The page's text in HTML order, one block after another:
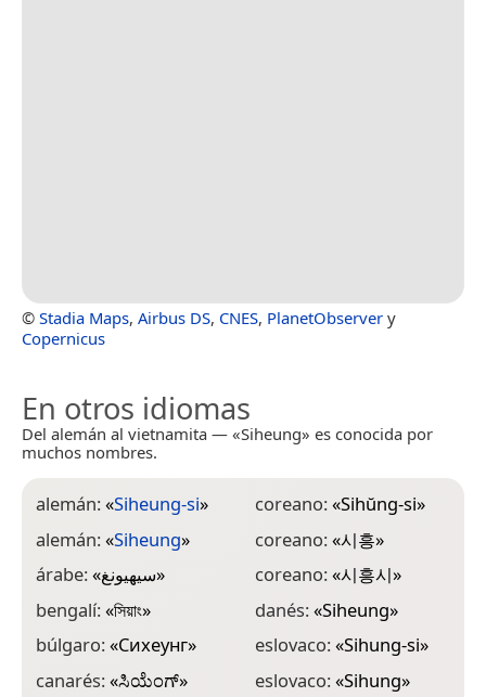
© Stadia Maps, Airbus DS, CNES, PlanetObserver y
Copernicus
En otros idiomas
Del alemán al vietnamita — «Siheung» es conocida por
muchos nombres.
alemán:«Siheung-si»
alemán:«Siheung»
árabe:«سيهيونغ»
bengalí:«সিয়াং»
búlgaro:«Сихеунг»
canarés:«ಸಿಯೆಂಗ್»
coreano:«Sihŭng-si»
coreano:«시흥»
coreano:«시흥시»
danés:«Siheung»
eslovaco:«Sihung-si»
eslovaco:«Sihung»